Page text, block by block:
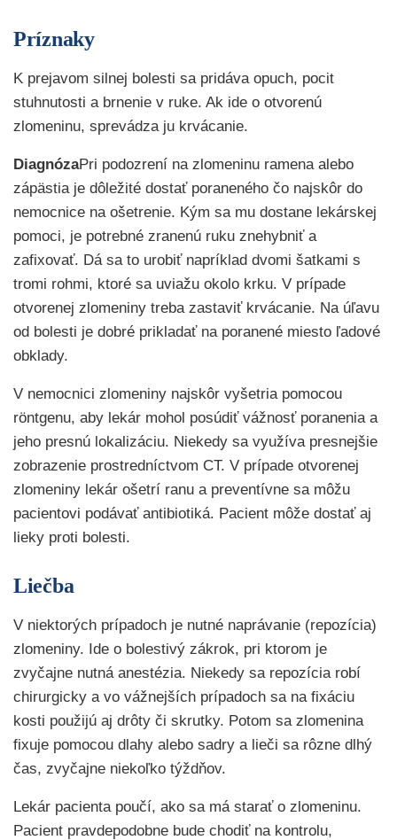
Príznaky
K prejavom silnej bolesti sa pridáva opuch, pocit
stuhnutosti a brnenie v ruke. Ak ide o otvorenú
zlomeninu, sprevádza ju krvácanie.
DiagnózaPri podozrení na zlomeninu ramena alebo
zápästia je dôležité dostať poraneného čo najskôr do
nemocnice na ošetrenie. Kým sa mu dostane lekárskej
pomoci, je potrebné zranenú ruku znehybniť a
zafixovať. Dá sa to urobiť napríklad dvomi šatkami s
tromi rohmi, ktoré sa uviažu okolo krku. V prípade
otvorenej zlomeniny treba zastaviť krvácanie. Na úľavu
od bolesti je dobré prikladať na poranené miesto ľadové
obklady.
V nemocnici zlomeniny najskôr vyšetria pomocou
röntgenu, aby lekár mohol posúdiť vážnosť poranenia a
jeho presnú lokalizáciu. Niekedy sa využíva presnejšie
zobrazenie prostredníctvom CT. V prípade otvorenej
zlomeniny lekár ošetrí ranu a preventívne sa môžu
pacientovi podávať antibiotiká. Pacient môže dostať aj
lieky proti bolesti.
Liečba
V niektorých prípadoch je nutné naprávanie (repozícia)
zlomeniny. Ide o bolestivý zákrok, pri ktorom je
zvyčajne nutná anestézia. Niekedy sa repozícia robí
chirurgicky a vo vážnejších prípadoch sa na fixáciu
kosti použijú aj drôty či skrutky. Potom sa zlomenina
fixuje pomocou dlahy alebo sadry a lieči sa rôzne dlhý
čas, zvyčajne niekoľko týždňov.
Lekár pacienta poučí, ako sa má starať o zlomeninu.
Pacient pravdepodobne bude chodiť na kontrolu,